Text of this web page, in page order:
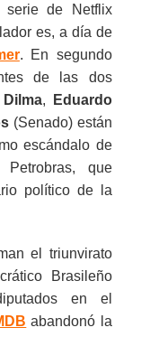
de Netflix
es, a día de
. En segundo
de las dos
Dilma,
Eduardo
(Senado) están
escándalo de
que
político de la
el triunvirato
Brasileño
en el
abandonó la